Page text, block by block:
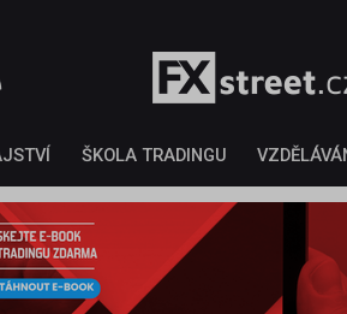
ŠKOLA TRADINGU